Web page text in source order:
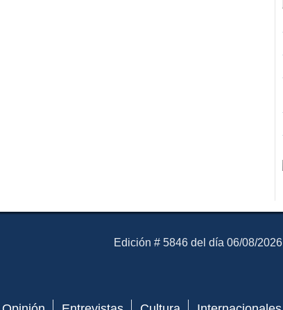
El Mensajero Diario
Edición # 5846 del día 06/08/2026